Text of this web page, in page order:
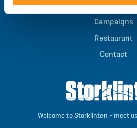
Ski Pass
Campaigns
Restaurant
Contact
Welcome to Storklinten - meet